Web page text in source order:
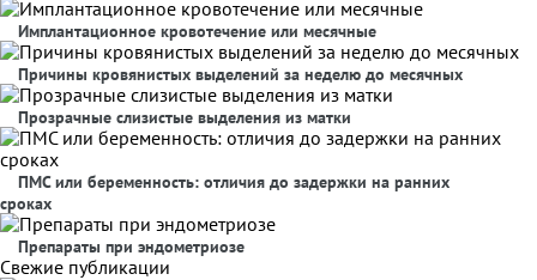
Имплантационное кровотечение или месячные
Причины кровянистых выделений за неделю до месячных
Прозрачные слизистые выделения из матки
ПМС или беременность: отличия до задержки на ранних
сроках
Препараты при эндометриозе
Свежие публикации